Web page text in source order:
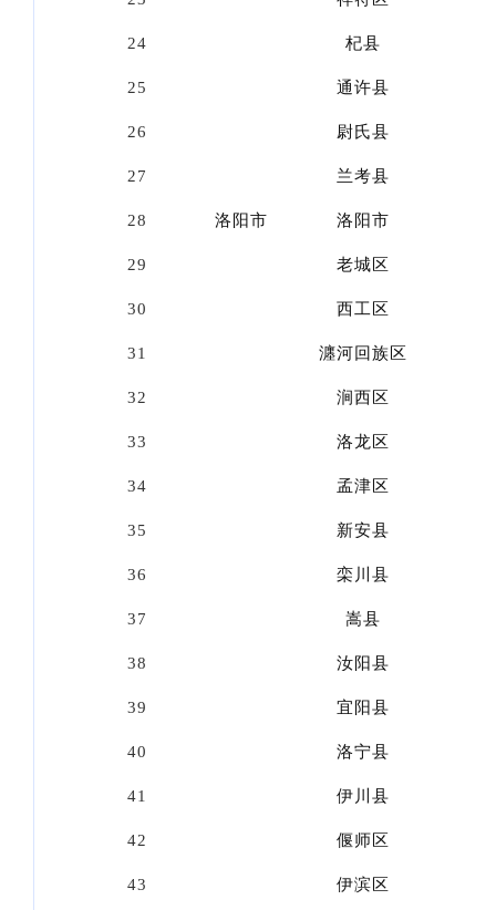
24 杞县
25 通许县
26 尉氏县
27 兰考县
28 洛阳市 洛阳市
29 老城区
30 西工区
31 瀍河回族区
32 涧西区
33 洛龙区
34 孟津区
35 新安县
36 栾川县
37 嵩县
38 汝阳县
39 宜阳县
40 洛宁县
41 伊川县
42 偃师区
43 伊滨区